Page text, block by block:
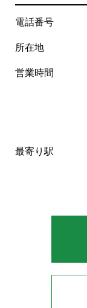
電話番号
所在地
営業時間
最寄り駅